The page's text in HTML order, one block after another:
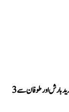
فلپائن میں خراب موسم نے مچائی تباہی، شدید بارش اور طوفان سے 3